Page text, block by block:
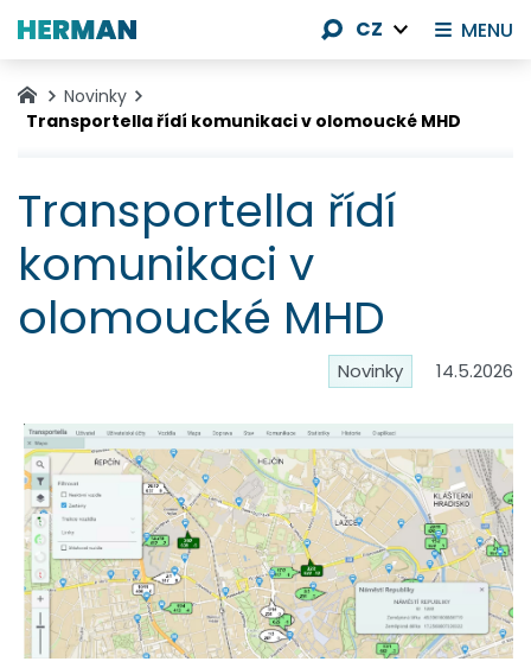
Novinky
Transportella řídí komunikaci v olomoucké MHD
Transportella řídí
komunikaci v
olomoucké MHD
Novinky 14.5.2026
MENU
CZ